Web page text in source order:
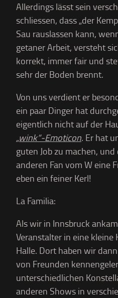
Allerdings lässt sein
schliessen, dass „der
Sau rauslassen kann,
getaner Arbeit, versteht
korrekt, immer fair und
sehr der Boden brennt.
Von uns verdient er
ein paar Dinger hat
eigentlich nicht auf der
„wink“-Emoticon. Er hat
guten Job zu machen,
anderen Fan vom W eine
eben ein feiner Kerl!
La Familia:
Als wir in Innsbruck
Veranstalter in eine kleine
Halle. Dort haben wir
von Freunden
unterschiedlichen
anderen Shows in